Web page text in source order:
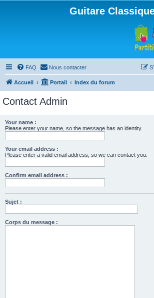
Guitare
FAQ Nous contacter
Accueil Portail Index du forum
Contact Admin
Your name :
Please enter your name, so the message has an identity.
Your email address :
Please enter a valid email address, so we can contact you.
Confirm email address :
Sujet :
Corps du message :